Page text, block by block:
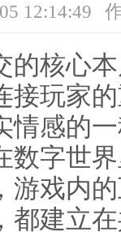
12:14:49
的核心
接玩家
情感的
数字世
游戏内
都建立